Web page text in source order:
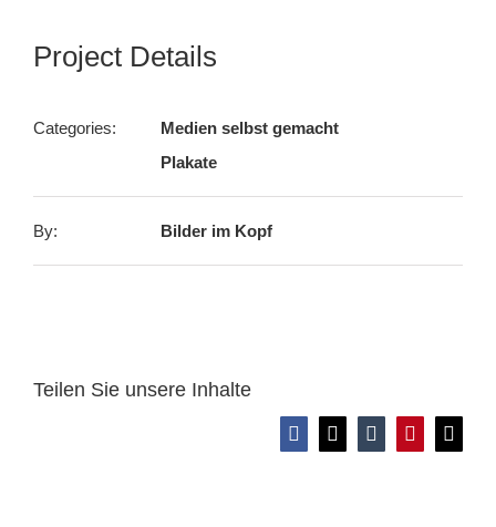
Project Details
Categories:
Medien selbst gemacht
Plakate
By: Bilder im Kopf
Teilen Sie unsere Inhalte
Facebook
X TumblrPinterest
E-